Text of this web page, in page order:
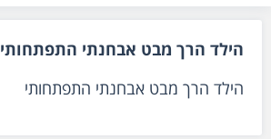
הילד הרך מבט אבחנתי התפתחותי
הילד הרך מבט אבחנתי התפתחותי